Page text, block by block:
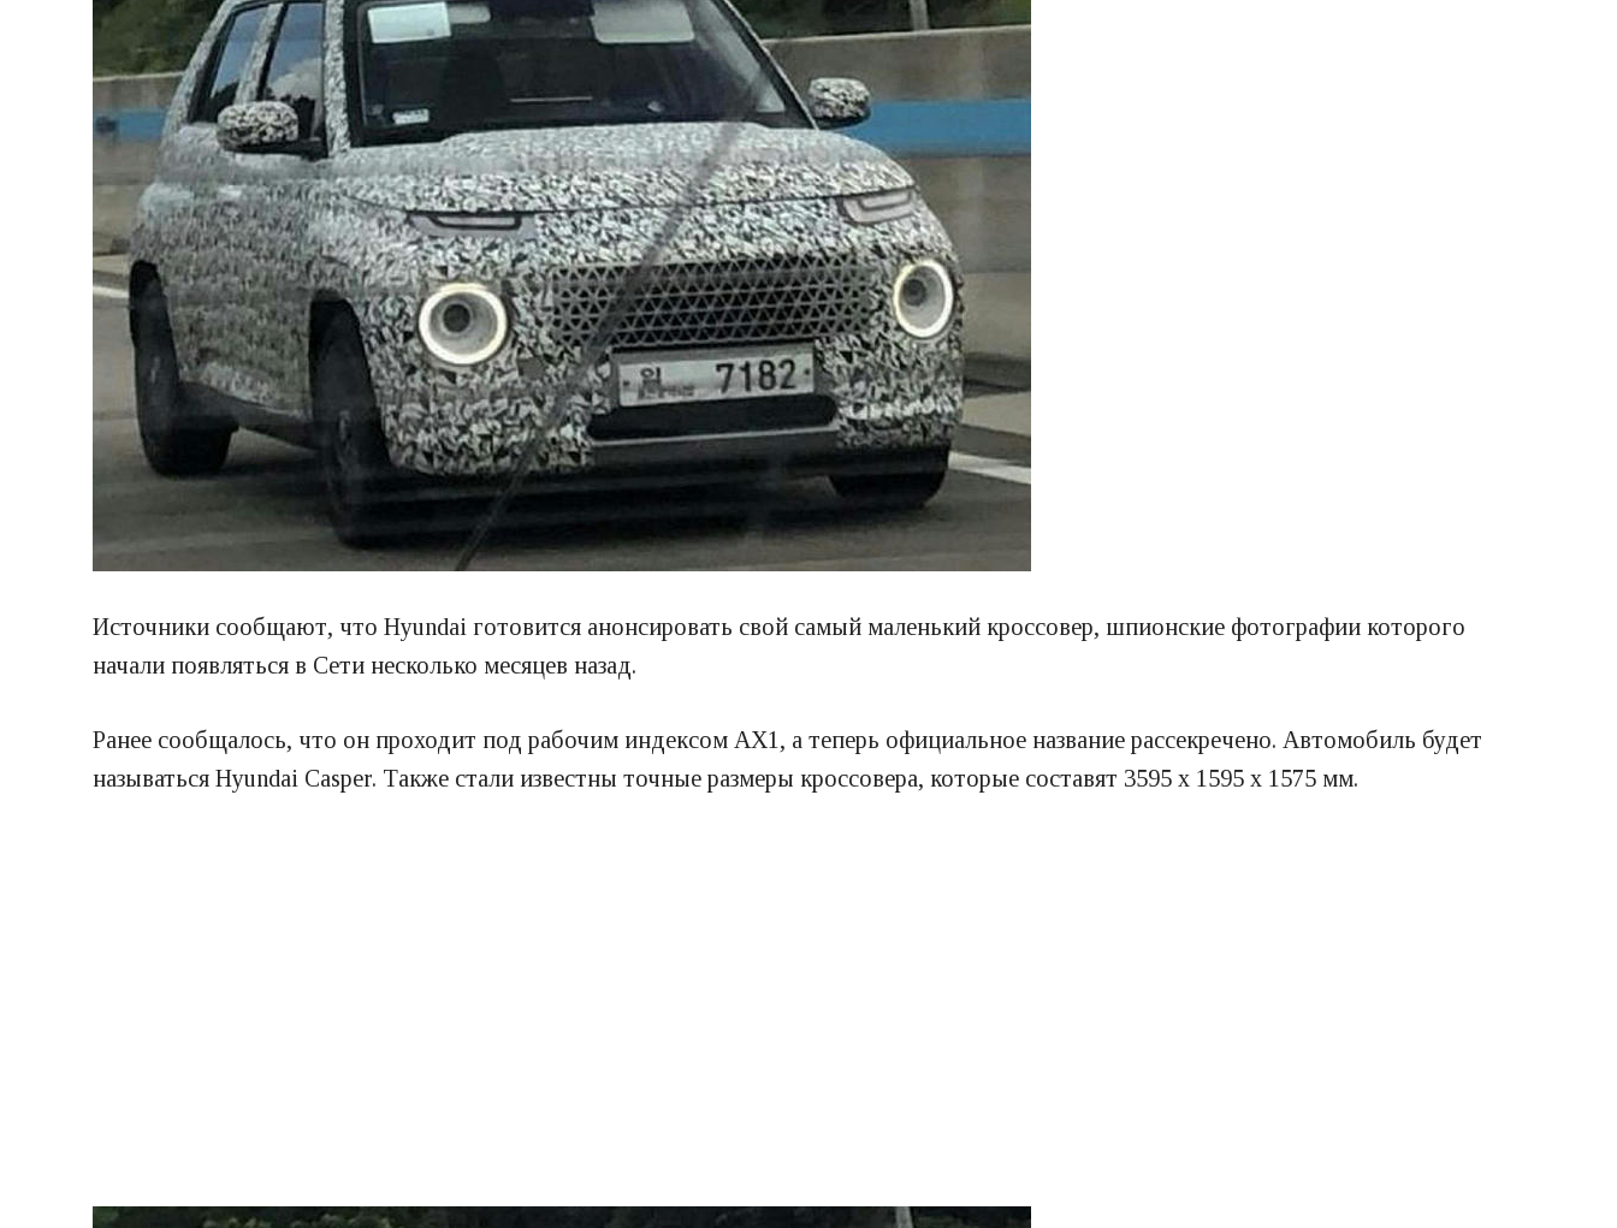
Источники сообщают, что Hyundai готовится анонсировать свой самый маленький кроссовер, шпионские фотографии которого
начали появляться в Сети несколько месяцев назад.
Ранее сообщалось, что он проходит под рабочим индексом AX1, а теперь официальное название рассекречено. Автомобиль будет
называться Hyundai Casper. Также стали известны точные размеры кроссовера, которые составят 3595 х 1595 х 1575 мм.